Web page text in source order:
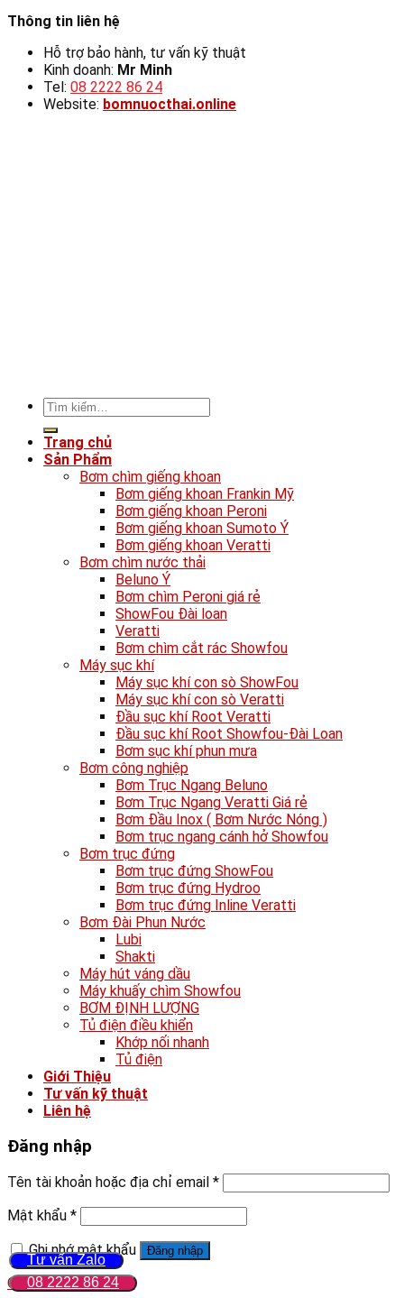
Thông tin liên hệ
Hỗ trợ bảo hành, tư vấn kỹ thuật
Kinh doanh: Mr Minh
Tel: 08 2222 86 24
Website: bomnuocthai.online
Tư vấn Zalo
08 2222 86 24
Tìm
Trang chủ
Sản Phẩm
Bơm chìm giếng khoan
Bơm giếng khoan Frankin Mỹ
Bơm giếng khoan Peroni
Bơm giếng khoan Sumoto Ý
Bơm giếng khoan Veratti
Bơm chìm nước thải
Beluno Ý
Bơm chìm Peroni giá rẻ
ShowFou Đài loan
Veratti
Bơm chìm cắt rác Showfou
Máy sục khí
Máy sục khí con sò ShowFou
Máy sục khí con sò Veratti
Đầu sục khí Root Veratti
Đầu sục khí Root Showfou-Đài Loan
Bơm sục khí phun mưa
Bơm công nghiệp
Bơm Trục Ngang Beluno
Bơm Trục Ngang Veratti Giá rẻ
Bơm Đầu Inox ( Bơm Nước Nóng )
Bơm trục ngang cánh hở Showfou
Bơm trục đứng
Bơm trục đứng ShowFou
Bơm trục đứng Hydroo
Bơm trục đứng Inline Veratti
Bơm Đài Phun Nước
Lubi
Shakti
Máy hút váng dầu
Máy khuấy chìm Showfou
BƠM ĐỊNH LƯỢNG
Tủ điện điều khiển
Khớp nối nhanh
Tủ điện
Giới Thiệu
Tư vấn kỹ thuật
Liên hệ
Đăng nhập
Tên tài khoản hoặc địa chỉ email *
Mật khẩu *
Ghi nhớ mật khẩu
Đăng nhập
Quên mật khẩu?